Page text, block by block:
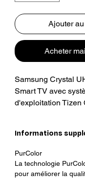
Ajouter
Acheter
Samsung Crystal
Smart TV avec
d'exploitation Tizen
au téléviseur
gamme de couleurs
performances
une expérience de
Informations
PurColor
La technologie
pour améliorer la